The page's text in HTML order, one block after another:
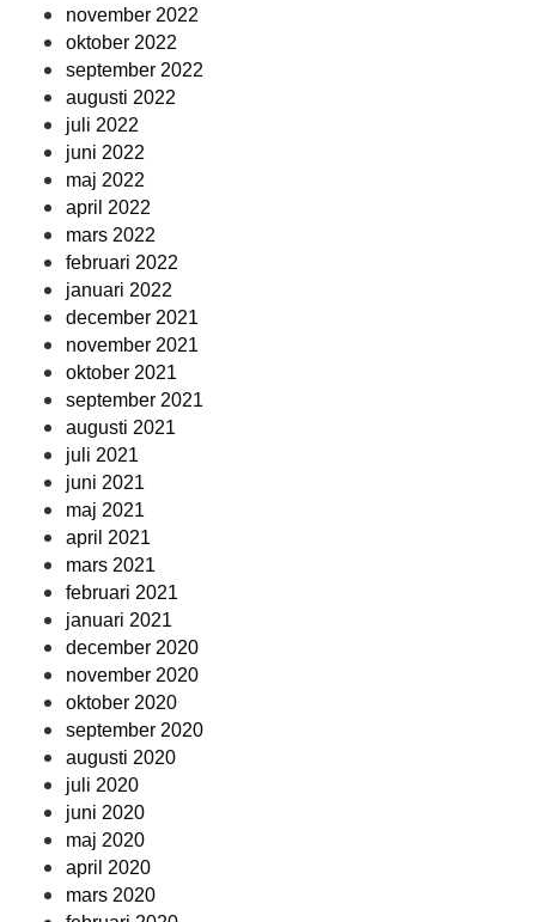
november 2022
oktober 2022
september 2022
augusti 2022
juli 2022
juni 2022
maj 2022
april 2022
mars 2022
februari 2022
januari 2022
december 2021
november 2021
oktober 2021
september 2021
augusti 2021
juli 2021
juni 2021
maj 2021
april 2021
mars 2021
februari 2021
januari 2021
december 2020
november 2020
oktober 2020
september 2020
augusti 2020
juli 2020
juni 2020
maj 2020
april 2020
mars 2020